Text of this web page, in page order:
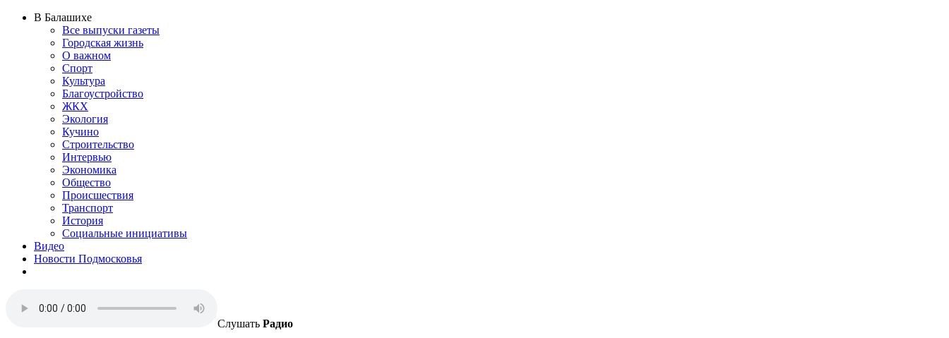
В Балашихе
Все выпуски газеты
Городская жизнь
О важном
Спорт
Культура
Благоустройство
ЖКХ
Экология
Кучино
Строительство
Интервью
Экономика
Общество
Происшествия
Транспорт
История
Социальные инициативы
Видео
Новости Подмосковья
Слушать Радио